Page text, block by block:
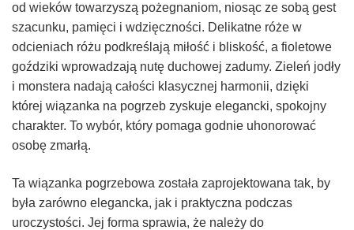
od wieków towarzyszą pożegnaniom, niosąc ze sobą gest
szacunku, pamięci i wdzięczności. Delikatne róże w
odcieniach różu podkreślają miłość i bliskość, a fioletowe
goździki wprowadzają nutę duchowej zadumy. Zieleń jodły
i monstera nadają całości klasycznej harmonii, dzięki
której wiązan­ka na pogrzeb zyskuje elegancki, spokojny
charakter. To wybór, który pomaga godnie uhonorować
osobę zmarłą.
Ta wiązanka pogrzebowa została zaprojektowana tak, by
była zarówno elegancka, jak i praktyczna podczas
uroczystości. Jej forma sprawia, że należy do